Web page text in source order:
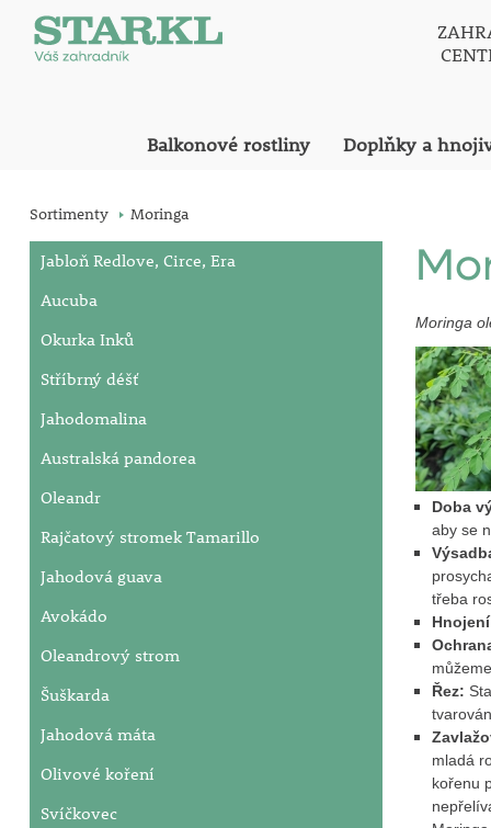
Balkonové rostliny Doplňky a
Sortimenty Moringa
Jabloň Redlove, Circe, Era
Aucuba
Okurka Inků
Stříbrný déšť
Jahodomalina
Australská pandorea
Oleandr
Rajčatový stromek Tamarillo
Jahodová guava
Avokádo
Oleandrový strom
Šuškarda
Jahodová máta
Olivové koření
Svíčkovec
Moringa
Doba
aby se
třeba
Řez:
mladá
kořenu